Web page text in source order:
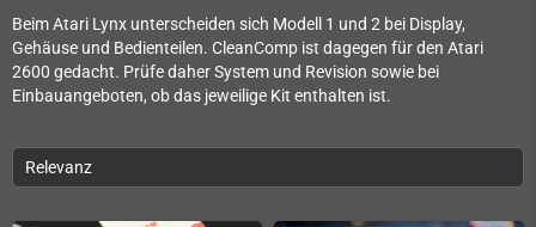
Beim Atari Lynx unterscheiden sich Modell 1 und 2 bei Display,
Gehäuse und Bedienteilen. CleanComp ist dagegen für den Atari
2600 gedacht. Prüfe daher System und Revision sowie bei
Einbauangeboten, ob das jeweilige Kit enthalten ist.
Relevanz